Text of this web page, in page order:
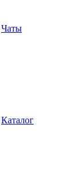
Чаты
Каталог